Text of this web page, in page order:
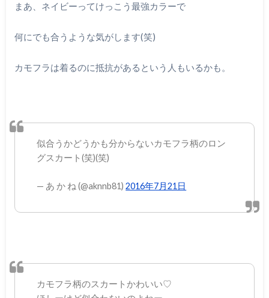
まあ、ネイビーってけっこう最強カラーで
何にでも合うような気がします(笑)
カモフラは着るのに抵抗があるという人もいるかも。
似合うかどうかも分からないカモフラ柄のロン
グスカート(笑)(笑)
— あ か ね (@aknnb81)2016年7月21日
カモフラ柄のスカートかわいい♡